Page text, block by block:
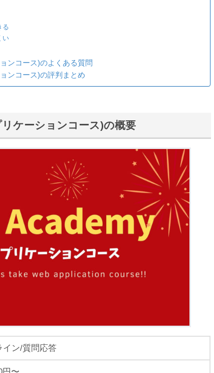
る
い
ンコース)のよくある質問
ンコース)の評判まとめ
ケーションコース)の概要
イン/質問応答